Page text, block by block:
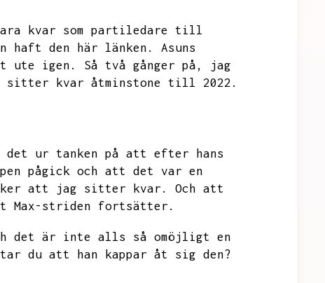
kvar som partiledare till
haft den här länken.
Asuns
ute igen. Så två gånger på,
jag
sitter kvar åtminstone till 2022.
ur tanken på att efter hans
pågick och att det var en
att jag sitter kvar.
Och att
Max-striden fortsätter.
det är inte alls så omöjligt en
du att han kappar åt sig den?